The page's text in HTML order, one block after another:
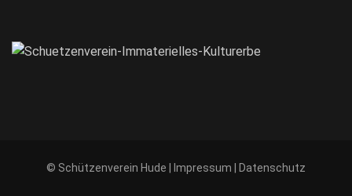
© Schützenverein Hude | Impressum Datenschutz